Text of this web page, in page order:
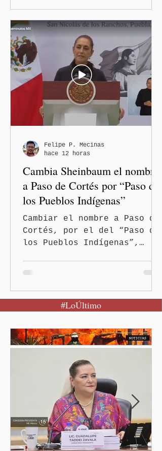
Ranchos, Pue.-La presidenta
de México, Claudia
Sheinbaum Pardo, encabezó
desde la región Izta-Popo
el inicio de la Jornada
Nacional de Reforestación
2026, con la participación
simultánea de los gobiernos
estatales, comunidades,
pueblos originarios,
brigadistas y sociedad
civil de todo el país, y
anunció su pro
Cambia Sheinbaum el nombre
a Paso de Cortés por “Paso de
los Pueblos Indígenas”
Cambiar el nombre a Paso de
Cortés, por el del “Paso de
los Pueblos Indígenas”,
Jornada Nacional de
Reforestación desde la
Xalitzintla.
Felipe P. Mecinas
hace 12 horas
#LoÚltimo